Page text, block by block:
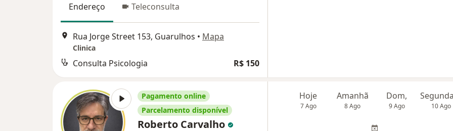
Endereço Teleconsulta
Rua Jorge Street 153, Guarulhos • Mapa
Clinica
Consulta Psicologia R$ 150
Pagamento online
Parcelamento disponível
Roberto Carvalho
Hoje
7 Ago
Amanhã
8 Ago
Dom,
9 Ago 10 Ago